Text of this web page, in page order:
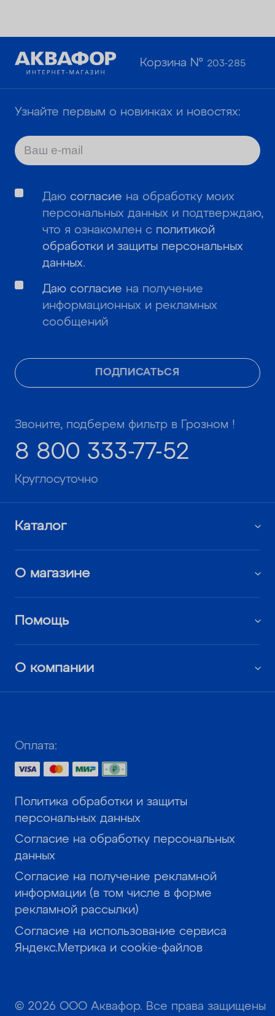
Корзина № 203-285
Узнайте первым о новинках и новостях:
ПОДПИСАТЬСЯ
Даю согласие на обработку моих
персональных данных и подтверждаю,
что я ознакомлен с политикой
обработки и защиты персональных
данных.
Даю согласие на получение
информационных и рекламных
сообщений
Звоните, подберем фильтр в Грозном !
8 800 333-77-52
Круглосуточно
Каталог
О магазине
Помощь
О компании
© 2026 ООО Аквафор. Все права защищены
Оплата:
Политика обработки и защиты
персональных данных
Согласие на обработку персональных
данных
Согласие на получение рекламной
информации (в том числе в форме
рекламной рассылки)
Согласие на использование сервиса
Яндекс.Метрика и cookie-файлов